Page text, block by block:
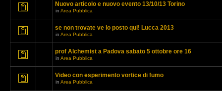
Nuovo articolo e nuovo evento 13/10/13 Torino
in Area Pubblica
se non trovate ve lo posto qui! Lucca 2013
in Area Pubblica
prof Alchemist a Padova sabato 5 ottobre ore 16
in Area Pubblica
Video con esperimento vortice di fumo
in Area Pubblica